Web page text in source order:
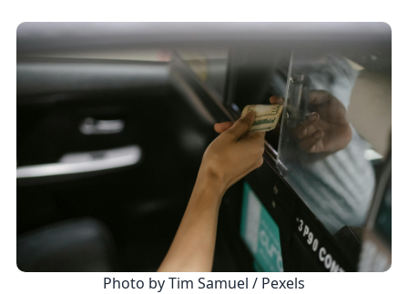
Photo by Tim Samuel / Pexels